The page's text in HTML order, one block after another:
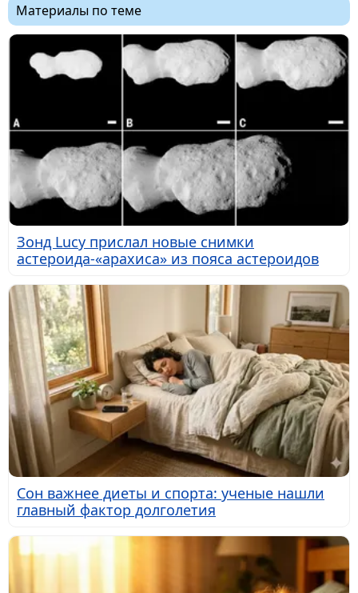
Материалы по теме
Зонд Lucy прислал новые снимки
астероида-«арахиса» из пояса астероидов
Сон важнее диеты и спорта: ученые нашли
главный фактор долголетия